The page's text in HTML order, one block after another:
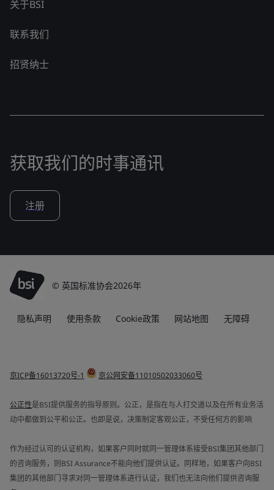
关于BSI
联系我们
招贤纳士
获取我们的时事通讯
注册
© 英国标准协会2026年
隐私声明 使用条款 Cookie政策 网站地图 无障碍
京ICP备16013720号-1 京公网安备11010502033060号
公正性是BSI提供服务的指导原则。公正，是指在与人打交道以及在所有业务活
动中都做到公平和公正。也即是说，决策制定客观公正，不受任何方的影响
作为经过认可的认证机构，如果客户同时就同一管理体系接受BSI集团其他部门
的咨询服务，则BSI Assurance不能向他们提供认证。同样地，如果客户向BSI
集团的其他部门寻求对同一管理体系进行认证，我们也无法向他们提供咨询服